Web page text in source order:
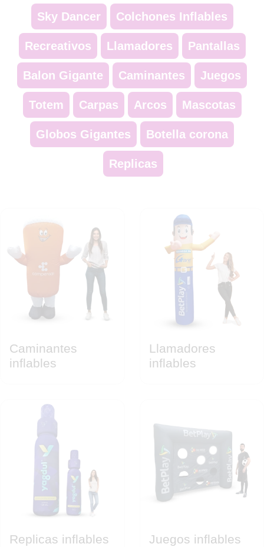
Sky Dancer Colchones Inflables
Recreativos Llamadores Pantallas
Balon Gigante Caminantes Juegos
Totem Carpas Arcos Mascotas
Globos Gigantes Botella corona
Replicas
Caminantes
inflables
Llamadores
inflables
Replicas inflables Juegos inflables